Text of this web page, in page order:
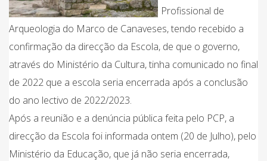
Profissional de
Arqueologia do Marco de Canaveses, tendo recebido a
confirmação da direcção da Escola, de que o governo,
através do Ministério da Cultura, tinha comunicado no final
de 2022 que a escola seria encerrada após a conclusão
do ano lectivo de 2022/2023.
Após a reunião e a denúncia pública feita pelo PCP, a
direcção da Escola foi informada ontem (20 de Julho), pelo
Ministério da Educação, que já não seria encerrada,